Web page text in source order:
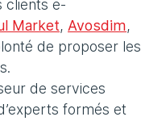
clients e-
Market, Avosdim,
de proposer les
de services
formés et